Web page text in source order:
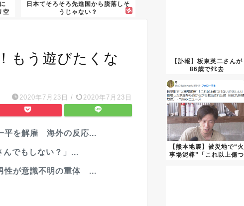
空
日本てそろそろ先進国から脱落しそ
うじゃない？
もう遊びたくな
2020年7月23日 / 2020年7月23日
平を解雇 海外の反応...
でもしない？」...
性が意識不明の重体 ...
【訃報】板東英二さんが
86歳でﾀﾋ去
【熊本地震】被災地で“火
事場泥棒”「これ以上傷つ